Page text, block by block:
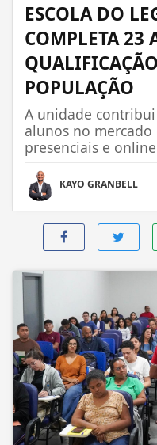
ESCOLA DO
COMPLETA 23
POPULAÇÃO
A unidade
alunos no
presenciais e online
KAYO GRANBELL